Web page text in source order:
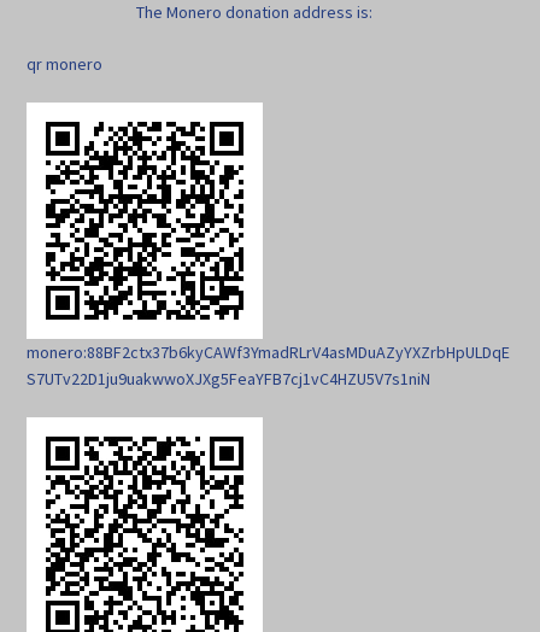
The Monero donation address is:
qr monero
monero:88BF2ctx37b6kyCAWf3YmadRLrV4asMDuAZyYXZrbHpULDqE
S7UTv22D1ju9uakwwoXJXg5FeaYFB7cj1vC4HZU5V7s1niN